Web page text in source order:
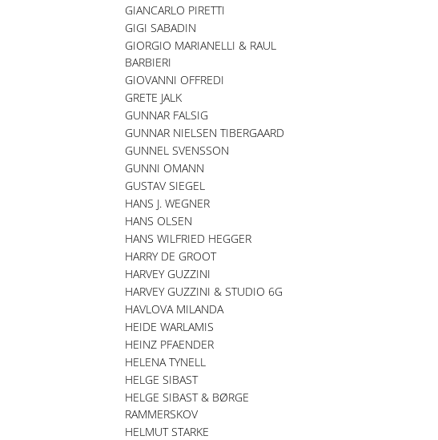
GIANCARLO PIRETTI
GIGI SABADIN
GIORGIO MARIANELLI & RAUL
BARBIERI
GIOVANNI OFFREDI
GRETE JALK
GUNNAR FALSIG
GUNNAR NIELSEN TIBERGAARD
GUNNEL SVENSSON
GUNNI OMANN
GUSTAV SIEGEL
HANS J. WEGNER
HANS OLSEN
HANS WILFRIED HEGGER
HARRY DE GROOT
HARVEY GUZZINI
HARVEY GUZZINI & STUDIO 6G
HAVLOVA MILANDA
HEIDE WARLAMIS
HEINZ PFAENDER
HELENA TYNELL
HELGE SIBAST
HELGE SIBAST & BØRGE
RAMMERSKOV
HELMUT STARKE